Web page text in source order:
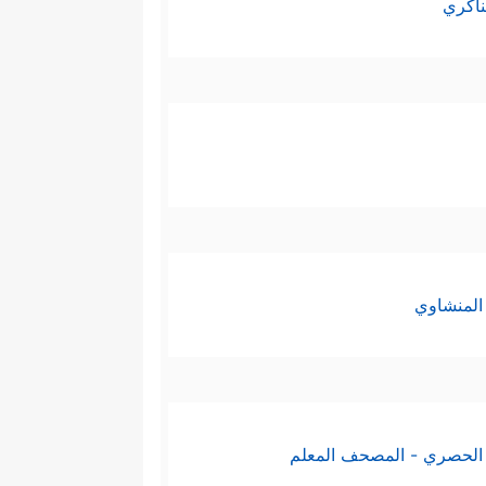
الحصري - المصحف المعلم